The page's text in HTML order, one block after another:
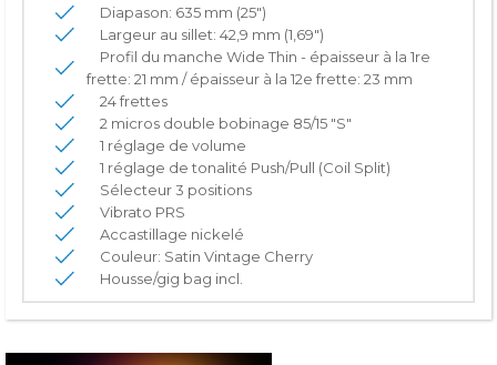
Diapason: 635 mm (25")
Largeur au sillet: 42,9 mm (1,69")
Profil du manche Wide Thin - épaisseur à la 1re
frette: 21 mm / épaisseur à la 12e frette: 23 mm
24 frettes
2 micros double bobinage 85/15 "S"
1 réglage de volume
1 réglage de tonalité Push/Pull (Coil Split)
Sélecteur 3 positions
Vibrato PRS
Accastillage nickelé
Couleur: Satin Vintage Cherry
Housse/gig bag incl.